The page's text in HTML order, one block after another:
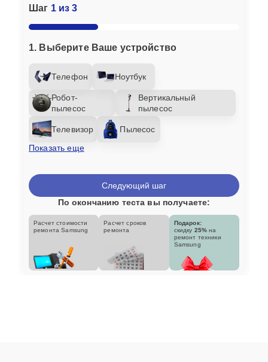
Шаг 1 из 3
1. Выберите Ваше устройство
Телефон Ноутбук
Робот-
пылесос
Вертикальный
пылесос
Телевизор
Пылесос
Показать еще
Следующий шаг
По окончанию теста вы получаете:
Расчет стоимости
ремонта Samsung
Расчет сроков
ремонта
Подарок:
скидку 25% на
ремонт техники
Samsung